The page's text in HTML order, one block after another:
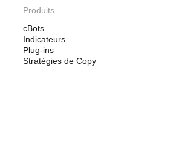
Produits
cBots
Indicateurs
Plug-ins
Stratégies de Copy